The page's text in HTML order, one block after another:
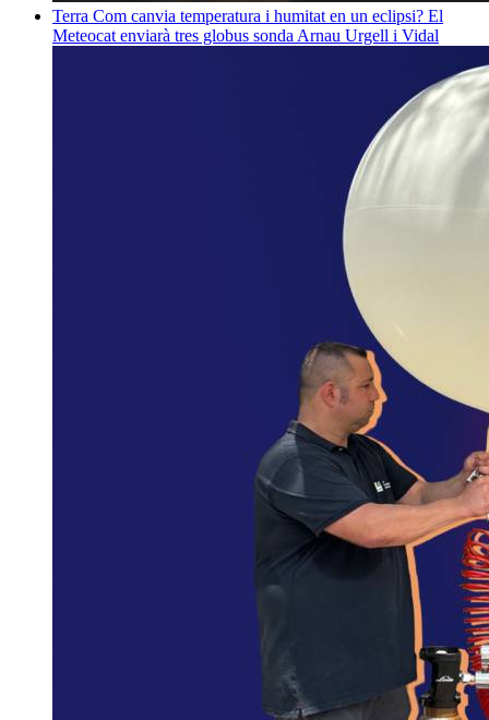
Terra Com canvia temperatura i humitat en un eclipsi? El
Meteocat enviarà tres globus sonda Arnau Urgell i Vidal